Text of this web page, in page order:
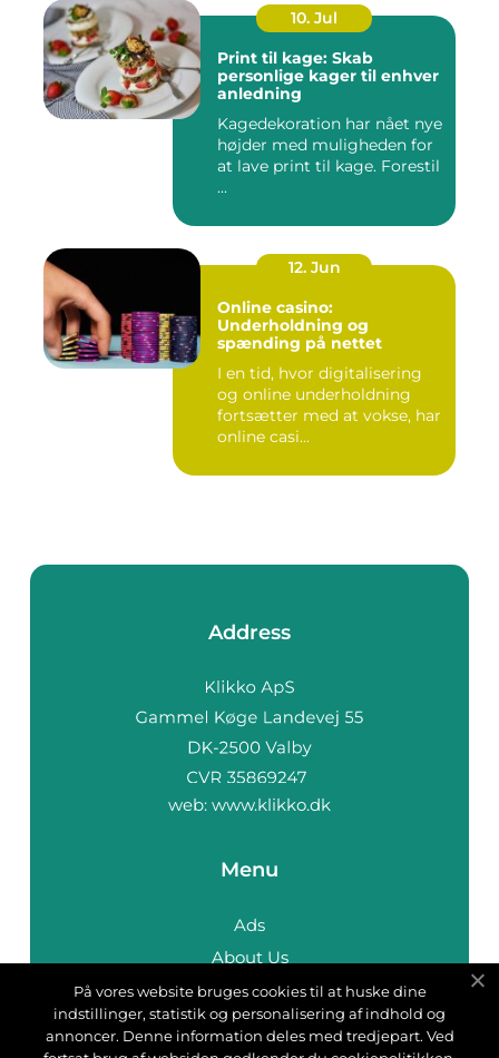
10. Jul
Print til kage: Skab
personlige kager til enhver
anledning
Kagedekoration har nået nye
højder med muligheden for
at lave print til kage. Forestil
...
12. Jun
Online casino:
Underholdning og
spænding på nettet
I en tid, hvor digitalisering
og online underholdning
fortsætter med at vokse, har
online casi...
Address
web: www.klikko.dk
Menu
Ads
About Us
Cookies
Contact
Sitemap
På vores website bruges cookies til at huske dine
indstillinger, statistik og personalisering af indhold og
annoncer. Denne information deles med tredjepart. Ved